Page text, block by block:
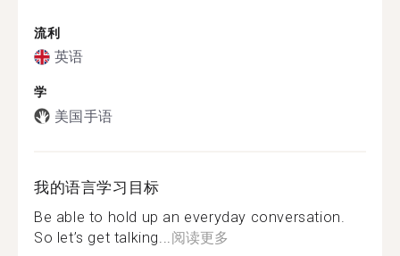
流利
英语
学
美国手语
我的语言学习目标
Be able to hold up an everyday conversation.
So let’s get talking... 阅读更多